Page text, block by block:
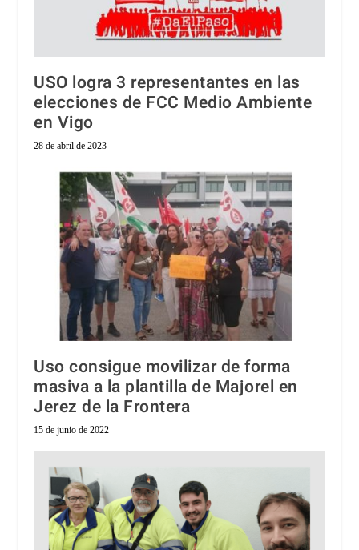
USO logra 3 representantes en las
elecciones de FCC Medio Ambiente
en Vigo
28 de abril de 2023
Uso consigue movilizar de forma
masiva a la plantilla de Majorel en
Jerez de la Frontera
15 de junio de 2022